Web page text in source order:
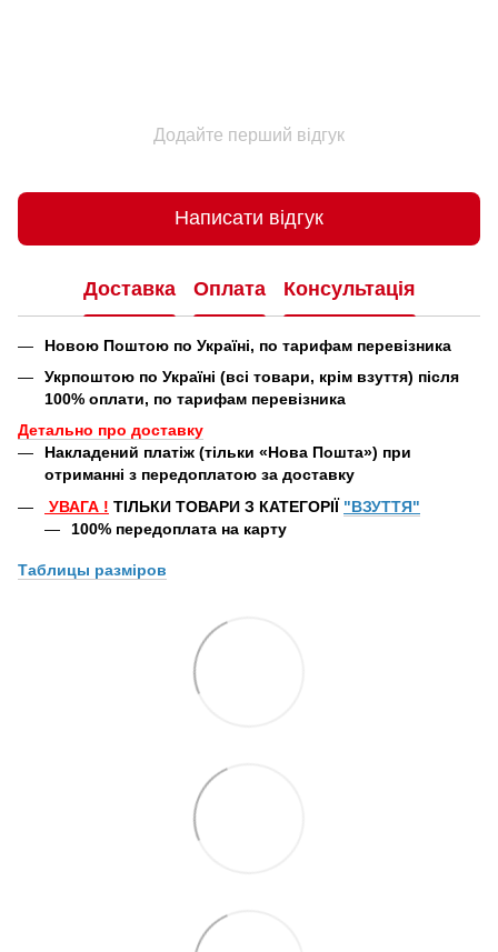
Додайте перший відгук
Написати відгук
Доставка Оплата Консультація
Новою Поштою по Україні, по тарифам перевізника
Укрпоштою по Україні (всі товари, крім взуття) після
100% оплати, по тарифам перевізника
Детально про доставку
Накладений платіж (тільки «Нова Пошта») при
отриманні з передоплатою за доставку
УВАГА ! ТІЛЬКИ ТОВАРИ З КАТЕГОРІЇ "ВЗУТТЯ"
100% передоплата на карту
Таблицы разміров